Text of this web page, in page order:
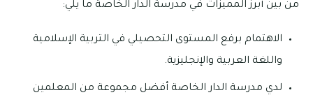
من بين أبرز المميزات في مدرسة الدار الخاصة ما يلي:
الاهتمام برفع المستوى التحصيلي في التربية الإسلامية
واللغة العربية والإنجليزية.
لدي مدرسة الدار الخاصة أفضل مجموعة من المعلمين